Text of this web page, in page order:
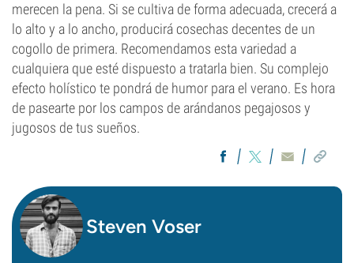
merecen la pena. Si se cultiva de forma adecuada, crecerá a
lo alto y a lo ancho, producirá cosechas decentes de un
cogollo de primera. Recomendamos esta variedad a
cualquiera que esté dispuesto a tratarla bien. Su complejo
efecto holístico te pondrá de humor para el verano. Es hora
de pasearte por los campos de arándanos pegajosos y
jugosos de tus sueños.
Steven Voser